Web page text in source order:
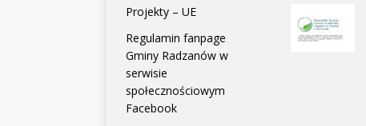
Projekty – UE
Regulamin fanpage
Gminy Radzanów w
serwisie
społecznościowym
Facebook